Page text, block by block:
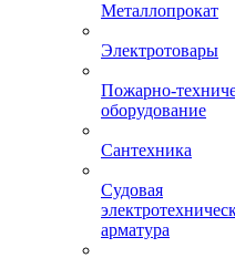
Металлопрокат
Электротовары
Пожарно-
оборудование
Сантехника
Судовая
арматура